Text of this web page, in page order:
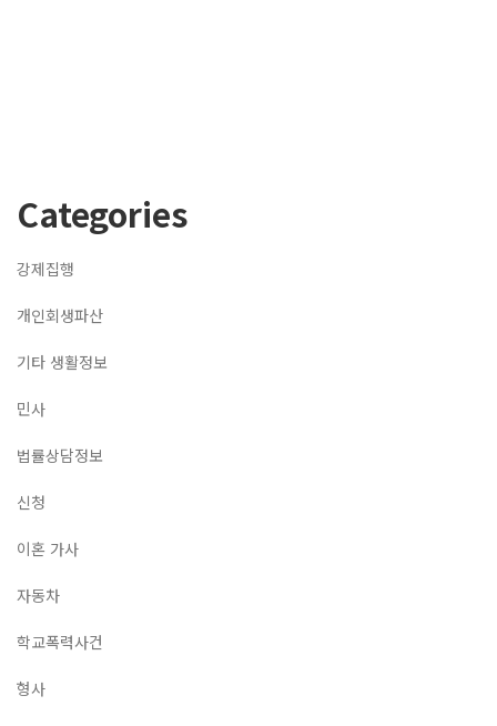
Categories
강제집행
개인회생파산
기타 생활정보
민사
법률상담정보
신청
이혼 가사
자동차
학교폭력사건
형사